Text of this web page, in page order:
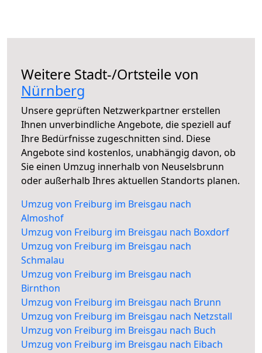
Weitere Stadt-/Ortsteile von
Nürnberg
Unsere geprüften Netzwerkpartner erstellen
Ihnen unverbindliche Angebote, die speziell auf
Ihre Bedürfnisse zugeschnitten sind. Diese
Angebote sind kostenlos, unabhängig davon, ob
Sie einen Umzug innerhalb von Neuselsbrunn
oder außerhalb Ihres aktuellen Standorts planen.
Umzug von Freiburg im Breisgau nach
Almoshof
Umzug von Freiburg im Breisgau nach Boxdorf
Umzug von Freiburg im Breisgau nach
Schmalau
Umzug von Freiburg im Breisgau nach
Birnthon
Umzug von Freiburg im Breisgau nach Brunn
Umzug von Freiburg im Breisgau nach Netzstall
Umzug von Freiburg im Breisgau nach Buch
Umzug von Freiburg im Breisgau nach Eibach